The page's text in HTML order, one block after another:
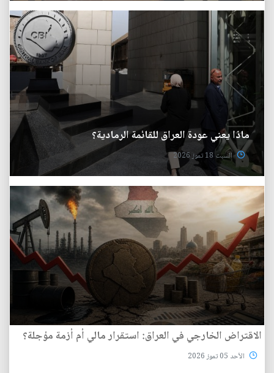
ماذا يعني عودة العراق للقائمة الرمادية؟
السبت 18 تموز 2026
الاقتراض الخارجي في العراق: استقرار مالي أم أزمة مؤجلة؟
الأحد 05 تموز 2026